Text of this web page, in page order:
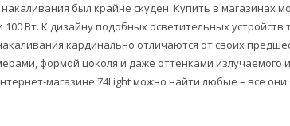
был крайне скуден. Купить в магазинах
Вт. К дизайну подобных осветительных
кардинально отличаются от своих
формой цоколя и даже оттенками излучаемого
магазине 74Light можно найти любые – все